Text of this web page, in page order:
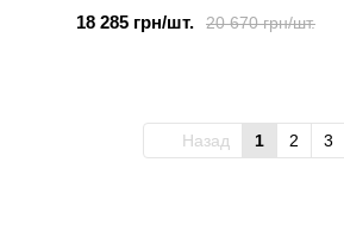
20 670 грн/шт.
18 285 грн/шт.
Назад 1 2 3